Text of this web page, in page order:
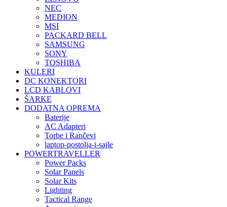
NEC
MEDION
MSI
PACKARD BELL
SAMSUNG
SONY
TOSHIBA
KULERI
DC KONEKTORI
LCD KABLOVI
ŠARKE
DODATNA OPREMA
Baterije
AC Adapteri
Torbe i Rančevi
laptop-postolja-i-sajle
POWERTRAVELLER
Power Packs
Solar Panels
Solar Kits
Lighting
Tactical Range